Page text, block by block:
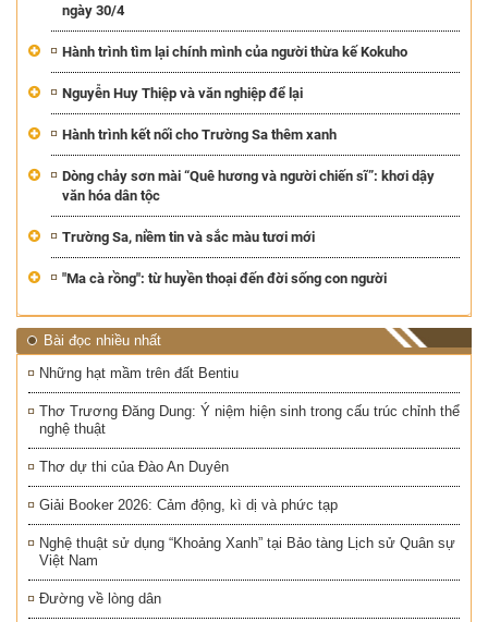
ngày 30/4
Hành trình tìm lại chính mình của người thừa kế Kokuho
Nguyễn Huy Thiệp và văn nghiệp để lại
Hành trình kết nối cho Trường Sa thêm xanh
Dòng chảy sơn mài “Quê hương và người chiến sĩ”: khơi dậy
văn hóa dân tộc
Trường Sa, niềm tin và sắc màu tươi mới
"Ma cà rồng": từ huyền thoại đến đời sống con người
Bài đọc nhiều nhất
Những hạt mầm trên đất Bentiu
Thơ Trương Đăng Dung: Ý niệm hiện sinh trong cấu trúc chỉnh thể
nghệ thuật
Thơ dự thi của Đào An Duyên
Giải Booker 2026: Cảm động, kì dị và phức tạp
Nghệ thuật sử dụng “Khoảng Xanh” tại Bảo tàng Lịch sử Quân sự
Việt Nam
Đường về lòng dân